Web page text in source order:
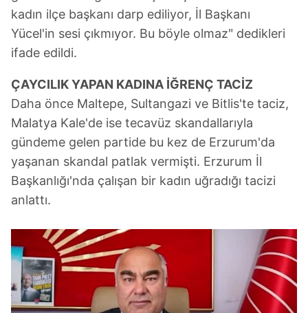
kadın ilçe başkanı darp ediliyor, İl Başkanı
Yücel'in sesi çıkmıyor. Bu böyle olmaz" dedikleri
ifade edildi.
ÇAYCILIK YAPAN KADINA İĞRENÇ TACİZ
Daha önce Maltepe, Sultangazi ve Bitlis'te taciz,
Malatya Kale'de ise tecavüz skandallarıyla
gündeme gelen partide bu kez de Erzurum'da
yaşanan skandal patlak vermişti. Erzurum İl
Başkanlığı'nda çalışan bir kadın uğradığı tacizi
anlattı.